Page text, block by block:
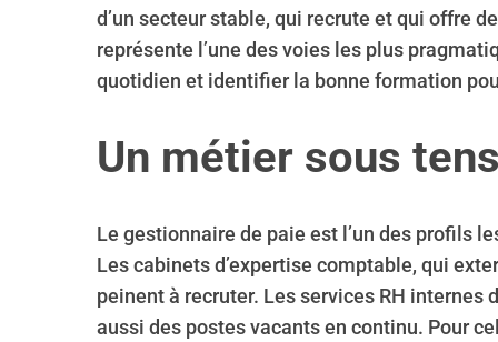
d’un secteur stable, qui recrute et qui offre
représente l’une des voies les plus
quotidien et identifier la bonne formation
Un métier sous
Le gestionnaire de paie est l’un des profils
Les cabinets d’expertise comptable, qui
peinent à recruter. Les services RH
aussi des postes vacants en continu. Pour